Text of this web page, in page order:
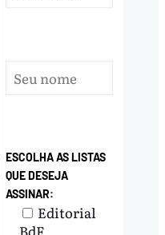
ESCOLHA AS LISTAS
QUE DESEJA
ASSINAR:
Editorial
BdF